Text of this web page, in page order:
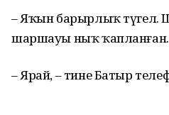
– Яҡын барырлыҡ түгел.
шаршауы ныҡ ҡапланған.
– Ярай, – тине Батыр